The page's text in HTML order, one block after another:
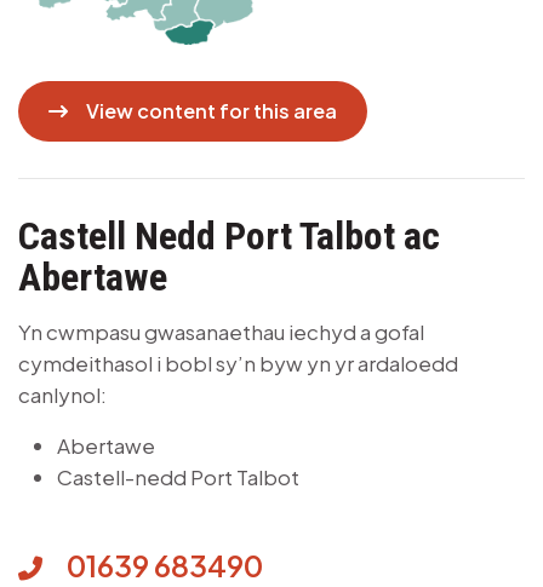
View content for this area
Castell Nedd Port Talbot ac
Abertawe
Yn cwmpasu gwasanaethau iechyd a gofal
cymdeithasol i bobl sy’n byw yn yr ardaloedd
canlynol:
Abertawe
Castell-nedd Port Talbot
01639 683490